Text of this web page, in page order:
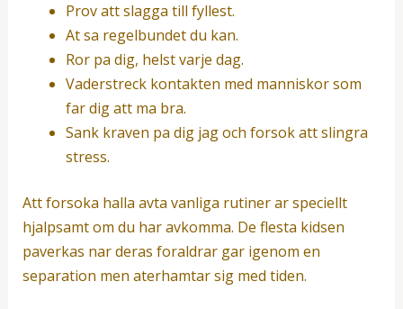
Prov att slagga till fyllest.
At sa regelbundet du kan.
Ror pa dig, helst varje dag.
Vaderstreck kontakten med manniskor som
far dig att ma bra.
Sank kraven pa dig jag och forsok att slingra
stress.
Att forsoka halla avta vanliga rutiner ar speciellt
hjalpsamt om du har avkomma. De flesta kidsen
paverkas nar deras foraldrar gar igenom en
separation men aterhamtar sig med tiden.